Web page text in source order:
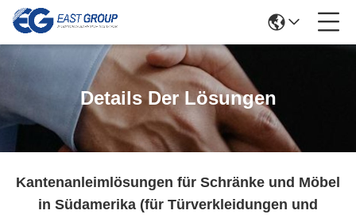
Details Der Lösungen
Kantenanleimlösungen für Schränke und Möbel
in Südamerika (für Türverkleidungen und